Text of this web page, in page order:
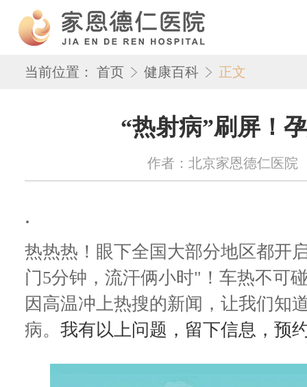
当前位置： 首页 健康百科 正文
“热射病”刷屏！
作者：北京家恩德仁医院
.
热热热！眼下全国大部分地区都开
门5分钟，流汗俩小时"！车热不可
因高温冲上热搜的新闻，让我们
病。 我有以上问题，留下信息，预